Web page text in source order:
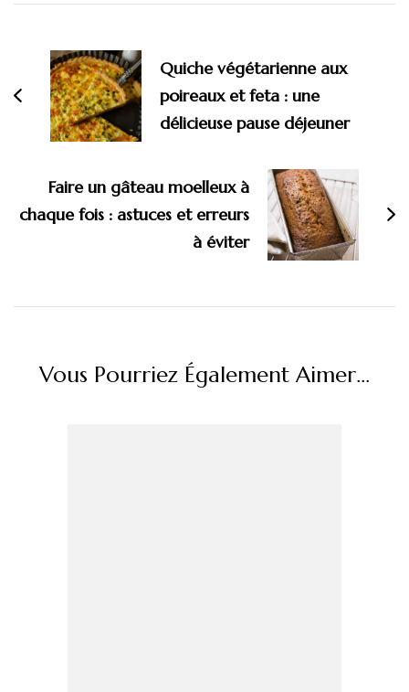
d'article
Quiche végétarienne aux
poireaux et feta : une
délicieuse pause déjeuner
Faire un gâteau moelleux à
chaque fois : astuces et erreurs
à éviter
Vous Pourriez Également Aimer...